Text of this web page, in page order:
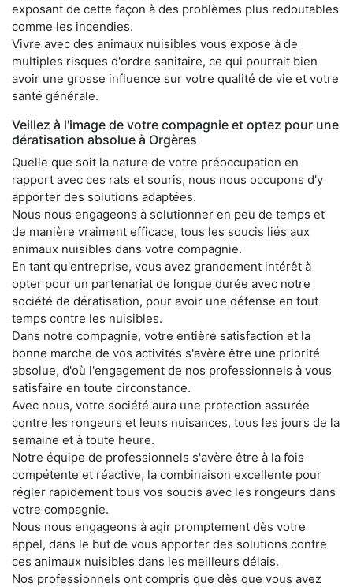
exposant de cette façon à des problèmes plus redoutables
comme les incendies.
Vivre avec des animaux nuisibles vous expose à de
multiples risques d'ordre sanitaire, ce qui pourrait bien
avoir une grosse influence sur votre qualité de vie et votre
santé générale.
Veillez à l'image de votre compagnie et optez pour une
dératisation absolue à Orgères
Quelle que soit la nature de votre préoccupation en
rapport avec ces rats et souris, nous nous occupons d'y
apporter des solutions adaptées.
Nous nous engageons à solutionner en peu de temps et
de manière vraiment efficace, tous les soucis liés aux
animaux nuisibles dans votre compagnie.
En tant qu'entreprise, vous avez grandement intérêt à
opter pour un partenariat de longue durée avec notre
société de dératisation, pour avoir une défense en tout
temps contre les nuisibles.
Dans notre compagnie, votre entière satisfaction et la
bonne marche de vos activités s'avère être une priorité
absolue, d'où l'engagement de nos professionnels à vous
satisfaire en toute circonstance.
Avec nous, votre société aura une protection assurée
contre les rongeurs et leurs nuisances, tous les jours de la
semaine et à toute heure.
Notre équipe de professionnels s'avère être à la fois
compétente et réactive, la combinaison excellente pour
régler rapidement tous vos soucis avec les rongeurs dans
votre compagnie.
Nous nous engageons à agir promptement dès votre
appel, dans le but de vous apporter des solutions contre
ces animaux nuisibles dans les meilleurs délais.
Nos professionnels ont compris que dès que vous avez